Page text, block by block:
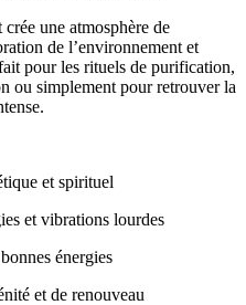
une atmosphère de
de l’environnement et
pour les rituels de purification,
ou simplement pour retrouver la
et spirituel
et vibrations lourdes
énergies
et de renouveau